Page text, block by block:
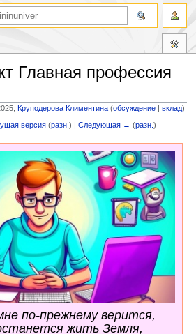
Главная профессия
Круподерова Климентина (обсуждение |вклад)
версия (разн.) |Следующая → (разн.)
по-прежнему верится,
жить Земля,